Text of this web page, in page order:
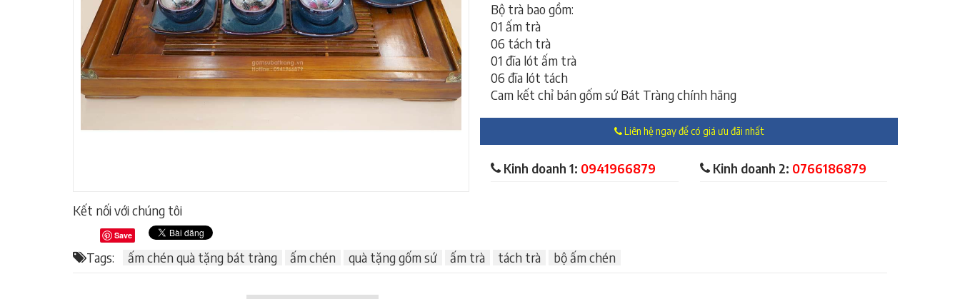
Bộ trà bao gồm:
01 ấm trà
06 tách trà
01 đĩa lót ấm trà
06 đĩa lót tách
Cam kết chỉ bán gốm sứ Bát Tràng chính hãng
Liên hệ ngay để có giá ưu đãi nhất
Kinh doanh 1: 0941966879 Kinh doanh 2: 0766186879
Kết nối với chúng tôi
Save
Tags: ấm chén quà tặng bát tràng ấm chén quà tặng gốm sứ ấm trà tách trà bộ ấm chén